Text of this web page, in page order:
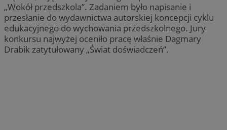
„Wokół przedszkola”. Zadaniem było napisanie i
przesłanie do wydawnictwa autorskiej koncepcji cyklu
edukacyjnego do wychowania przedszkolnego. Jury
konkursu najwyżej oceniło pracę właśnie Dagmary
Drabik zatytułowany „Świat doświadczeń”.